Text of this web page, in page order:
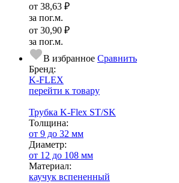
от 38,63 ₽
за пог.м.
от 30,90 ₽
за пог.м.
В избранное Сравнить
Бренд:
K-FLEX
перейти к товару
Трубка K-Flex ST/SK
Тол­щи­на:
от 9 до 32 мм
Диаметр:
от 12 до 108 мм
Ма­­те­­ри­­ал:
каучук вспененный